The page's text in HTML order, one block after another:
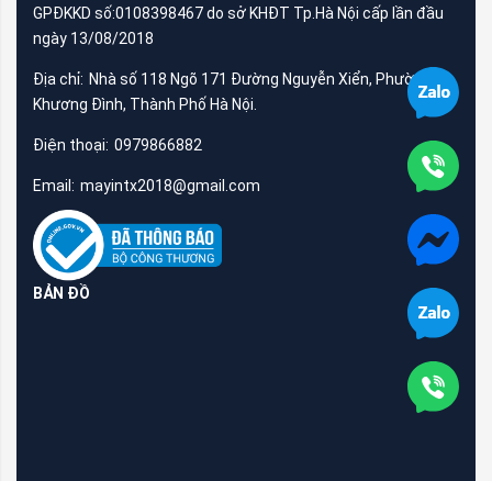
GPĐKKD số:0108398467 do sở KHĐT Tp.Hà Nội cấp lần đầu
ngày 13/08/2018
Địa chỉ: Nhà số 118 Ngõ 171 Đường Nguyễn Xiển, Phường
Khương Đình, Thành Phố Hà Nội.
Điện thoại: 0979866882
Email: mayintx2018@gmail.com
BẢN ĐỒ